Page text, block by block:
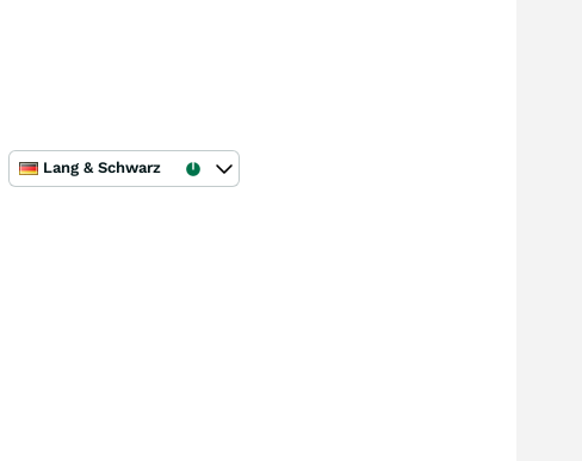
Lang & Schwarz